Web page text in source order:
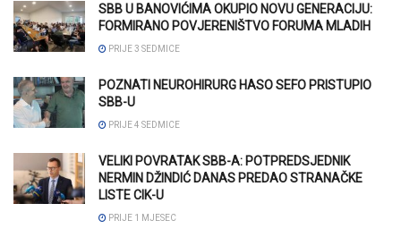
SBB U BANOVIĆIMA OKUPIO NOVU GENERACIJU:
FORMIRANO POVJERENIŠTVO FORUMA MLADIH
PRIJE 3 SEDMICE
POZNATI NEUROHIRURG HASO SEFO PRISTUPIO
SBB-U
PRIJE 4 SEDMICE
VELIKI POVRATAK SBB-A: POTPREDSJEDNIK
NERMIN DŽINDIĆ DANAS PREDAO STRANAČKE
LISTE CIK-U
PRIJE 1 MJESEC